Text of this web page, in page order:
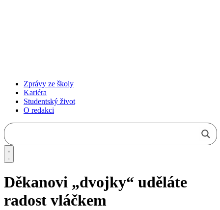
Zprávy ze školy
Kariéra
Studentský život
O redakci
Děkanovi „dvojky“ uděláte
radost vláčkem